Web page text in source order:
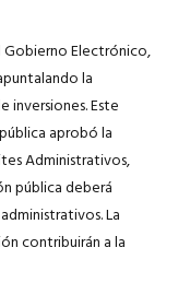
Gobierno Electrónico,
la
inversiones. Este
aprobó la
Administrativos,
pública deberá
La
contribuirán a la